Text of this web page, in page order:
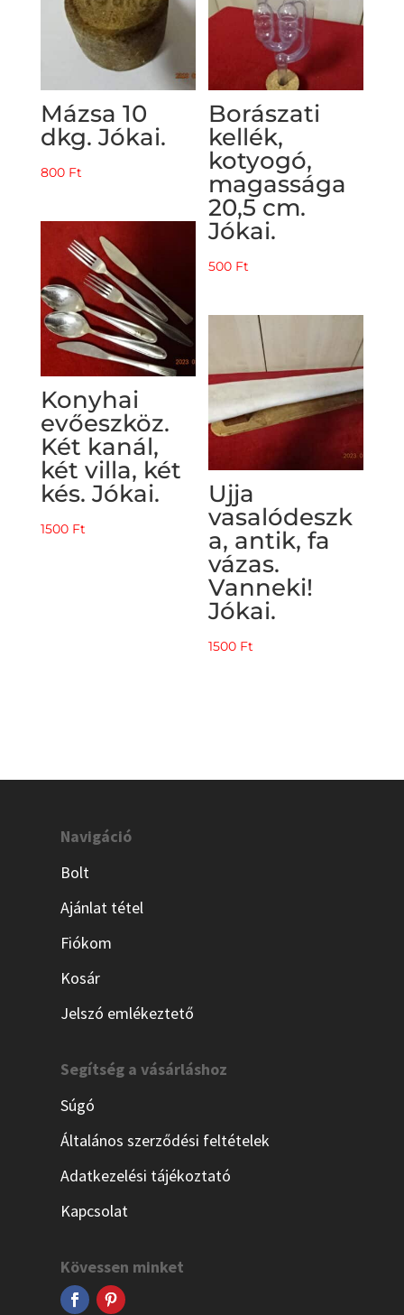
Mázsa 10
dkg. Jókai.
800 Ft
Borászati
kellék,
kotyogó,
magassága
20,5 cm.
Jókai.
500 Ft
Konyhai
evőeszköz.
Két kanál,
két villa, két
kés. Jókai.
1500 Ft
Ujja
vasalódeszk
a, antik, fa
vázas.
Vanneki!
Jókai.
1500 Ft
Navigáció
Bolt
Ajánlat tétel
Fiókom
Kosár
Jelszó emlékeztető
Segítség a vásárláshoz
Súgó
Általános szerződési feltételek
Adatkezelési tájékoztató
Kapcsolat
Kövessen minket